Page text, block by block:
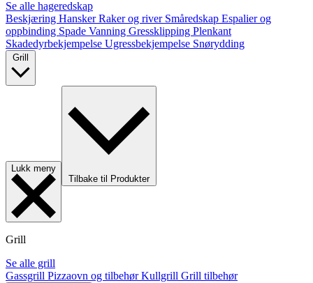
Se alle hageredskap
Beskjæring HanskerRaker og river Småredskap Espalier og
oppbinding Spade Vanning Gressklipping Plenkant
Skadedyrbekjempelse Ugressbekjempelse Snørydding
Lukk meny
Tilbake til Produkter
Grill
Se alle grill
Gassgrill Pizzaovn og tilbehørKullgrill Grill tilbehør